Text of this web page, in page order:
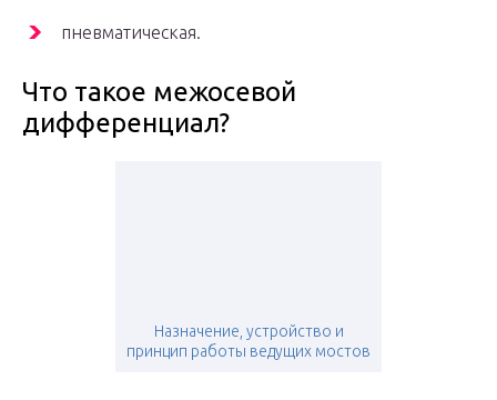
пневматическая.
Что такое межосевой
дифференциал?
Назначение, устройство и
принцип работы ведущих мостов